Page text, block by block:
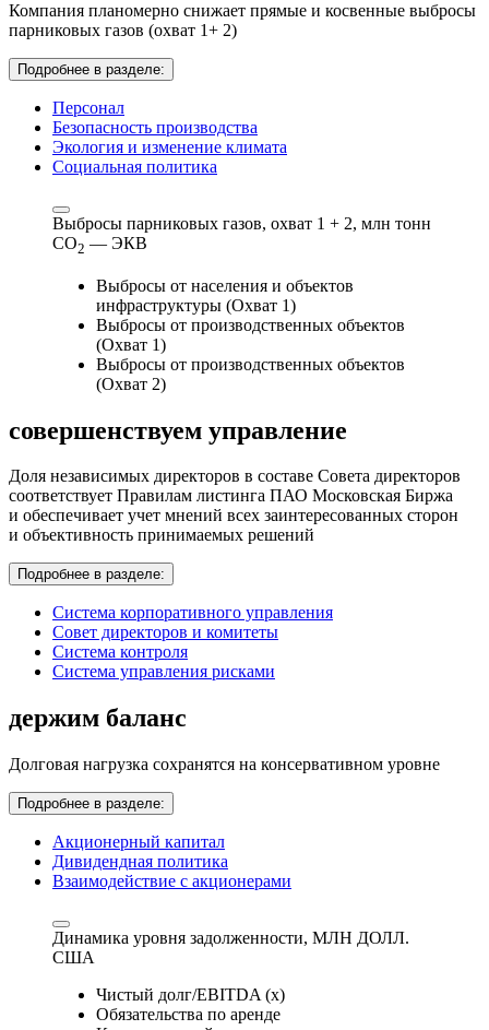
Компания планомерно снижает прямые и косвенные выбросы
парниковых газов (охват 1+ 2)
Подробнее в разделе:
Персонал
Безопасность производства
Экология и изменение климата
Социальная политика
Выбросы парниковых газов, охват 1 + 2, млн тонн
СО2 — ЭКВ
Выбросы от населения и объектов
инфраструктуры (Охват 1)
Выбросы от производственных объектов
(Охват 1)
Выбросы от производственных объектов
(Охват 2)
совершенствуем управление
Доля независимых директоров в составе Совета директоров
соответствует Правилам листинга ПАО Московская Биржа
и обеспечивает учет мнений всех заинтересованных сторон
и объективность принимаемых решений
Подробнее в разделе:
Система корпоративного управления
Совет директоров и комитеты
Система контроля
Система управления рисками
держим баланс
Долговая нагрузка сохранятся на консервативном уровне
Подробнее в разделе:
Акционерный капитал
Дивидендная политика
Взаимодействие с акционерами
Динамика уровня задолженности, МЛН ДОЛЛ.
США
Чистый долг/EBITDA (x)
Обязательства по аренде